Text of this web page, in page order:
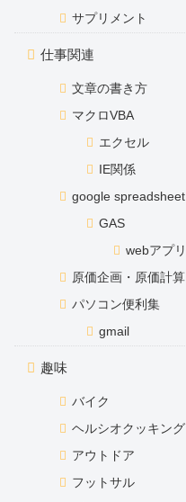
サプリメント
仕事関連
文章の書き方
マクロVBA
エクセル
IE関係
google spreadsheet
GAS
webアプリ
原価企画・原価計算
パソコン便利集
gmail
趣味
バイク
ヘルシオクッキング
アウトドア
フットサル